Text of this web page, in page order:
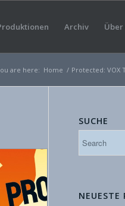
Archiv Über
are here: Home / Protected: VOX
SUCHE
NEUESTE